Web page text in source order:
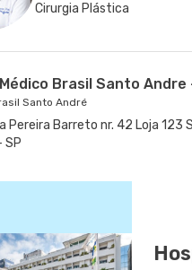
Cirurgia Plástica
Brasil Santo Andre
Santo André
Pereira Barreto nr. 42 Loja 123
SP